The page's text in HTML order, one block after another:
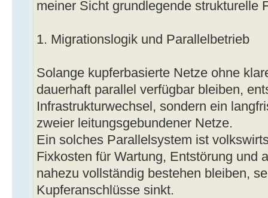
meiner Sicht grundlegende strukturelle
1. Migrationslogik und Parallelbetrieb
Solange kupferbasierte Netze ohne
dauerhaft parallel verfügbar bleiben,
Infrastrukturwechsel, sondern ein
zweier leitungsgebundener Netze.
Ein solches Parallelsystem ist
Fixkosten für Wartung, Entstörung und
nahezu vollständig bestehen bleiben,
Kupferanschlüsse sinkt.